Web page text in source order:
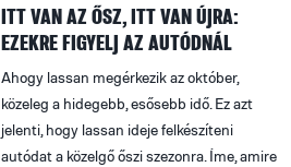
ITT VAN AZ ŐSZ, ITT VAN ÚJRA:
EZEKRE FIGYELJ AZ AUTÓDNÁL
Ahogy lassan megérkezik az október,
közeleg a hidegebb, esősebb idő. Ez azt
jelenti, hogy lassan ideje felkészíteni
autódat a közelgő őszi szezonra. Íme, amire